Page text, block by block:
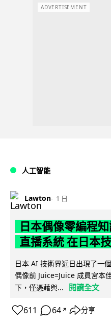
ADVERTISEMENT
人工智能
Lawton 1 日
日本偶像零編程
直播系統 在日本
日本 AI 技術界近日出現了一
偶像前 Juice=Juice 成員宮本
下，僅憑藉與...
閱讀全文
611 64 ↗ 分享